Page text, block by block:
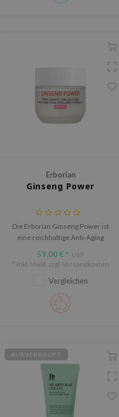
Erborian
Ginseng Power
Die Erborian Ginseng Power ist
eine reichhaltige Anti-Aging
Haut intensiv hydratisiert,
59,00 € * UVP
* Inkl. MwSt. zzgl. Versandkosten
Vergleichen
AUSVERKAUFT